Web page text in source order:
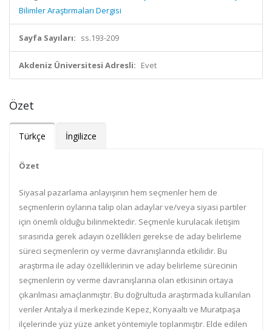
Bilimler Araştırmaları Dergisi
Sayfa Sayıları: ss.193-209
Akdeniz Üniversitesi Adresli: Evet
Özet
Türkçe İngilizce
Özet
Siyasal pazarlama anlayışının hem seçmenler hem de
seçmenlerin oylarına talip olan adaylar ve/veya siyasi partiler
için önemli olduğu bilinmektedir. Seçmenle kurulacak iletişim
sırasında gerek adayın özellikleri gerekse de aday belirleme
süreci seçmenlerin oy verme davranışlarında etkilidir. Bu
araştırma ile aday özelliklerinin ve aday belirleme sürecinin
seçmenlerin oy verme davranışlarına olan etkisinin ortaya
çıkarılması amaçlanmıştır. Bu doğrultuda araştırmada kullanılan
veriler Antalya il merkezinde Kepez, Konyaaltı ve Muratpaşa
ilçelerinde yüz yüze anket yöntemiyle toplanmıştır. Elde edilen